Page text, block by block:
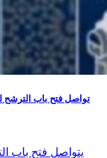
تواصل فتح باب الترشح